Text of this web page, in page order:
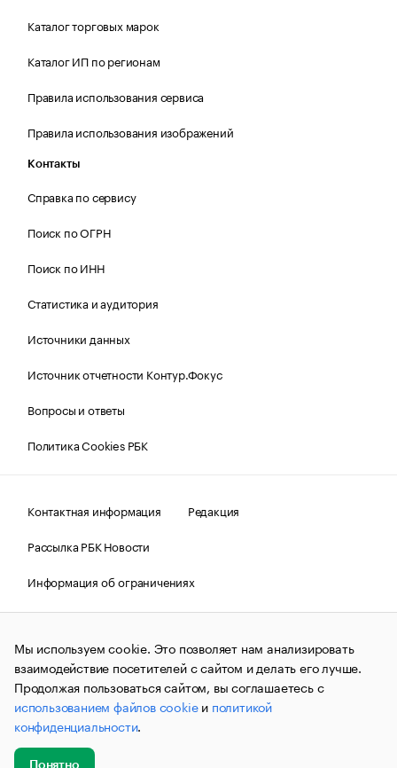
Каталог торговых марок
Каталог ИП по регионам
Правила использования сервиса
Правила использования изображений
Контакты
Справка по сервису
Поиск по ОГРН
Поиск по ИНН
Статистика и аудитория
Источники данных
Источник отчетности Контур.Фокус
Вопросы и ответы
Политика Cookies РБК
Контактная информация
Редакция
Рассылка РБК Новости
Информация об ограничениях
Правовая информация
О соблюдении авторских прав
© АО «РОСБИЗНЕСКОНСАЛТИНГ»,1995–2026.Сообщения
и материалы информационного агентства «РБК»
(зарегистрировано Федеральной службой по надзору в сфере
связи, информационных технологий и массовых
коммуникаций (Роскомнадзор) 09.12.2015 за номером ИА
№ФС77-63848) сопровождаются пометкой «РБК». Отдельные
публикации могут содержать информацию,
не предназначенную для пользователей
до 18 лет.
Мы используем cookie. Это позволяет нам анализировать
взаимодействие посетителей с сайтом и делать его лучше.
Продолжая пользоваться сайтом, вы соглашаетесь с
использованием файлов cookieи политикой
конфиденциальности.
Понятно